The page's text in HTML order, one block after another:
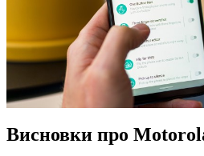
Висновки про